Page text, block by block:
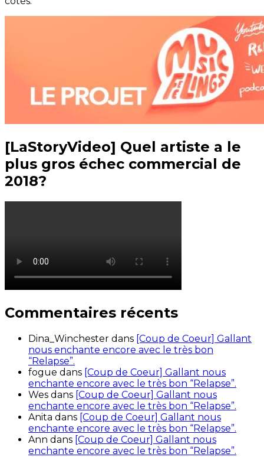
[LaStoryVideo] Quel artiste a le
plus gros échec commercial de
2018?
Commentaires récents
Dina_Winchester dans [Coup de Coeur] Gallant
nous enchante encore avec le très bon
“Relapse”.
fogue dans [Coup de Coeur] Gallant nous
enchante encore avec le très bon “Relapse”.
Wes dans [Coup de Coeur] Gallant nous
enchante encore avec le très bon “Relapse”.
Anita dans [Coup de Coeur] Gallant nous
enchante encore avec le très bon “Relapse”.
Ann dans [Coup de Coeur] Gallant nous
enchante encore avec le très bon “Relapse”.